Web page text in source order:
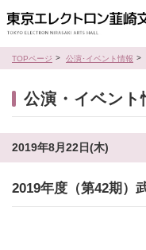
TOPページ 公演･イベント情報
公演・イベント
2019年8月22日(木)
2019年度（第42期）